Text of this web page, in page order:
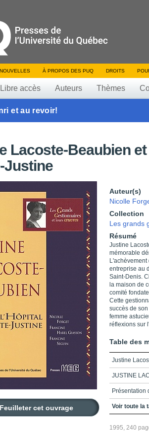
NOUVELLES À PROPOS DES PUQ DROITS
Libre accès Auteurs Thèmes
et au revoir!
Lacoste-Beaubien
Justine
Feuilleter cet ouvrage
Auteur(s)
Nicolle
Collection
Les grands
Résumé
Justine
mémorable
entreprise au
Saint-Denis.
la maison de
comité
Cette
succès de
femme
réflexions sur
Table des
Justine
JUSTINE
Présentation
Table des
Voir toute la
1995, 240